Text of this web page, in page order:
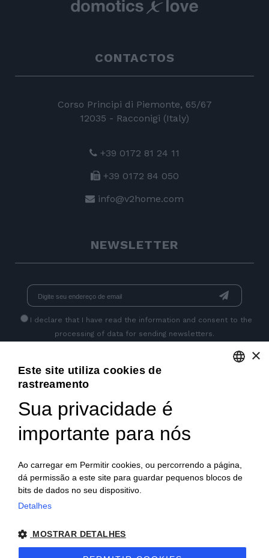
CONTACTOS
Corso Principi di Piemonte, 65/67
12035 - Racconigi (Italy)
+39 0172 81 24 11
+39 0172 84 050
info@v2home.com
NEWSLETTER
I declare that I have read the information and consent to the
processing of data for sending newsletters.
PORTUGUESE
×
Este site utiliza cookies de
rastreamento
Sua privacidade é
importante para nós
Ao carregar em Permitir cookies, ou percorrendo a página,
dá permissão a este site para guardar pequenos blocos de
bits de dados no seu dispositivo.
Detalhes
MOSTRAR DETALHES